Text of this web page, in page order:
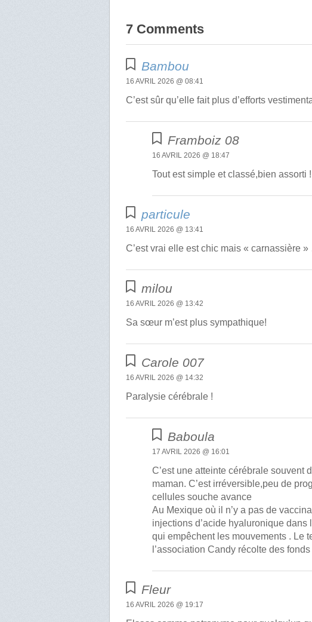
7 Comments
Bambou
16 AVRIL 2026 @ 08:41
C’est sûr qu’elle fait plus d’efforts
Framboiz 08
16 AVRIL 2026 @ 18:47
Tout est simple et classé,bien assorti !
particule
16 AVRIL 2026 @ 13:41
C’est vrai elle est chic mais « carnassière
milou
16 AVRIL 2026 @ 13:42
Sa sœur m’est plus sympathique!
Carole 007
16 AVRIL 2026 @ 14:32
Paralysie cérébrale !
Baboula
17 AVRIL 2026 @ 16:01
C’est une atteinte cérébrale souvent
maman. C’est irréversible,peu de
cellules souche avance
Au Mexique où il n’y a pas de
injections d’acide hyaluronique
qui empêchent les mouvements . Le
l’association Candy récolte des
Fleur
16 AVRIL 2026 @ 19:17